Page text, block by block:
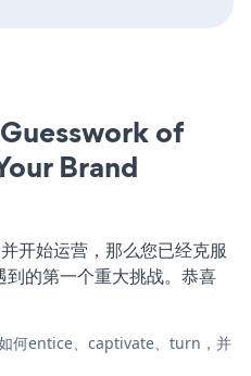
of
Brand
开始运营，那么您已经克服
的第一个重大挑战。恭喜
何entice、captivate、turn，并